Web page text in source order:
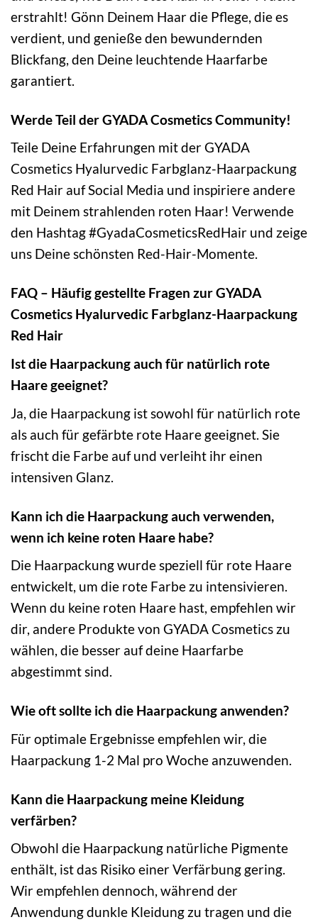
erstrahlt! Gönn Deinem Haar die Pflege, die es
verdient, und genieße den bewundernden
Blickfang, den Deine leuchtende Haarfarbe
garantiert.
Werde Teil der GYADA Cosmetics Community!
Teile Deine Erfahrungen mit der GYADA
Cosmetics Hyalurvedic Farbglanz-Haarpackung
Red Hair auf Social Media und inspiriere andere
mit Deinem strahlenden roten Haar! Verwende
den Hashtag #GyadaCosmeticsRedHair und zeige
uns Deine schönsten Red-Hair-Momente.
FAQ – Häufig gestellte Fragen zur GYADA
Cosmetics Hyalurvedic Farbglanz-Haarpackung
Red Hair
Ist die Haarpackung auch für natürlich rote
Haare geeignet?
Ja, die Haarpackung ist sowohl für natürlich rote
als auch für gefärbte rote Haare geeignet. Sie
frischt die Farbe auf und verleiht ihr einen
intensiven Glanz.
Kann ich die Haarpackung auch verwenden,
wenn ich keine roten Haare habe?
Die Haarpackung wurde speziell für rote Haare
entwickelt, um die rote Farbe zu intensivieren.
Wenn du keine roten Haare hast, empfehlen wir
dir, andere Produkte von GYADA Cosmetics zu
wählen, die besser auf deine Haarfarbe
abgestimmt sind.
Wie oft sollte ich die Haarpackung anwenden?
Für optimale Ergebnisse empfehlen wir, die
Haarpackung 1-2 Mal pro Woche anzuwenden.
Kann die Haarpackung meine Kleidung
verfärben?
Obwohl die Haarpackung natürliche Pigmente
enthält, ist das Risiko einer Verfärbung gering.
Wir empfehlen dennoch, während der
Anwendung dunkle Kleidung zu tragen und die